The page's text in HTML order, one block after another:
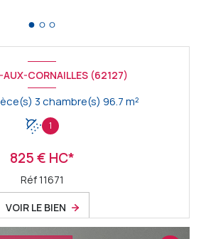
AUX-CORNAILLES (62127)
Maison 4 pièce(s) 3 chambre(s) 96.7 m²
1
825 € HC*
Réf 11671
VOIR LE BIEN